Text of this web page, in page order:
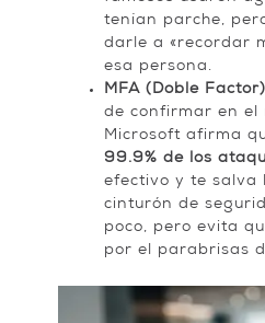
tenían parche,
darle a «recordar
esa persona.
MFA (Doble
de confirmar en el
Microsoft afirma
99.9% de los
efectivo y te salva
cinturón de
poco, pero evita
por el parabrisas